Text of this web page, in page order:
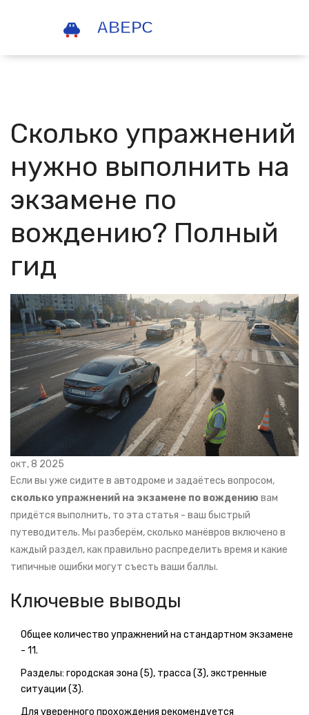
Сколько упражнений
нужно выполнить на
экзамене по
вождению? Полный
гид
окт, 8 2025
Если вы уже сидите в автодроме и задаётесь вопросом,
сколько упражнений на экзамене по вождению вам
придётся выполнить, то эта статья - ваш быстрый
путеводитель. Мы разберём, сколько манёвров включено в
каждый раздел, как правильно распределить время и какие
типичные ошибки могут съесть ваши баллы.
Ключевые выводы
Общее количество упражнений на стандартном экзамене
- 11.
Разделы: городская зона (5), трасса (3), экстренные
ситуации (3).
Для уверенного прохождения рекомендуется